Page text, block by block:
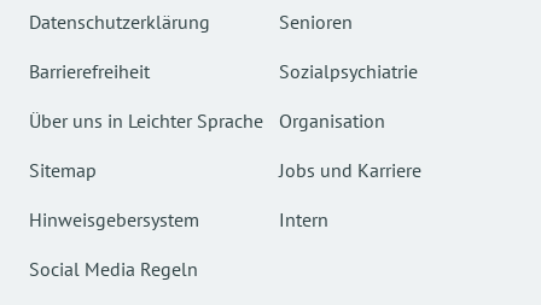
Datenschutzerklärung
Barrierefreiheit
Über uns in Leichter Sprache
Sitemap
Hinweisgebersystem
Social Media Regeln
Senioren
Sozialpsychiatrie
Organisation
Jobs und Karriere
Intern